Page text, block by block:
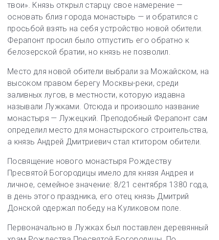
твои». Князь открыл старцу свое намерение —
основать близ города монастырь — и обратился с
просьбой взять на себя устройство новой обители.
Ферапонт просил было отпустить его обратно к
белозерской братии, но князь не позволил.
Место для новой обители выбрали за Можайском, на
высоком правом берегу Москвы-реки, среди
заливных лугов, в местности, которую издавна
называли Лужками. Отсюда и произошло название
монастыря — Лужецкий. Преподобный Ферапонт сам
определил место для монастырского строительства,
а князь Андрей Дмитриевич стал ктитором обители.
Посвящение нового монастыря Рождеству
Пресвятой Богородицы имело для князя Андрея и
личное, семейное значение: 8/21 сентября 1380 года,
в день этого праздника, его отец князь Дмитрий
Донской одержал победу на Куликовом поле.
Первоначально в Лужках был поставлен деревянный